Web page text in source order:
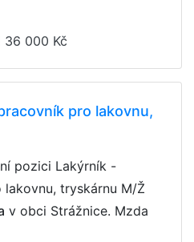
36 000 Kč
pro lakovnu,
pozici Lakýrník -
tryskárnu M/Ž
v obci Strážnice. Mzda